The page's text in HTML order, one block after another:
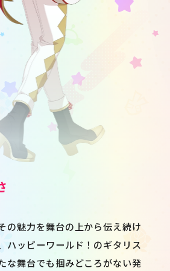
の魅力を舞台の上から伝え続け
ハッピーワールド！のギタリス
な舞台でも掴みどころがない発